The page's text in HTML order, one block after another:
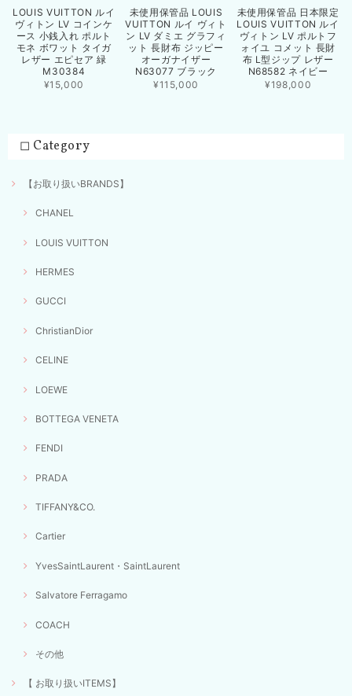
LOUIS VUITTON ルイ
ヴィトン LV コインケ
ース 小銭入れ ポルト
モネ ボワット タイガ
レザー エピセア 緑
M30384
¥15,000
未使用保管品 LOUIS
VUITTON ルイ ヴィト
ン LV ダミエ グラフィ
ット 長財布 ジッピー
オーガナイザー
N63077 ブラック
¥115,000
未使用保管品 日本限定
LOUIS VUITTON ルイ
ヴィトン LV ポルトフ
ォイユ コメット 長財
布 L型ジップ レザー
N68582 ネイビー
¥198,000
◻︎ Category
【お取り扱いBRANDS】
CHANEL
LOUIS VUITTON
HERMES
GUCCI
ChristianDior
CELINE
LOEWE
BOTTEGA VENETA
FENDI
PRADA
TIFFANY&CO.
Cartier
YvesSaintLaurent・SaintLaurent
Salvatore Ferragamo
COACH
その他
【 お取り扱いITEMS】